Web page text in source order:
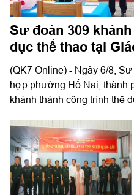
Sư đoàn 309
dục thể thao tại
(QK7 Online) - Ngày 6/8,
hợp phường Hố Nai, thành
khánh thành công trình thể